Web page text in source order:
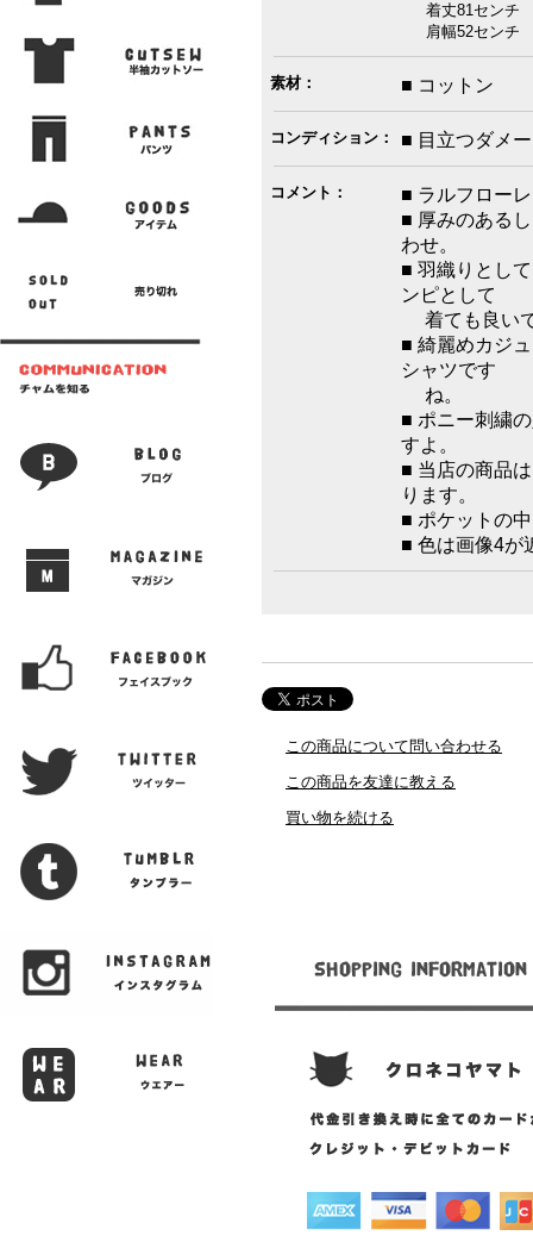
着丈81センチ
肩幅52センチ
素材： ■ コットン
コンディション： ■ 目立つダメ
コメント：
■ ラルフロー
■ 厚みのある
わせ。
■ 羽織りとし
ンピとして
着ても良い
■ 綺麗めカジ
シャツです
ね。
■ ポニー刺繍
すよ。
■ 当店の商品
ります。
■ ポケットの
■ 色は画像4が
この商品について問い合わせる
この商品を友達に教える
買い物を続ける